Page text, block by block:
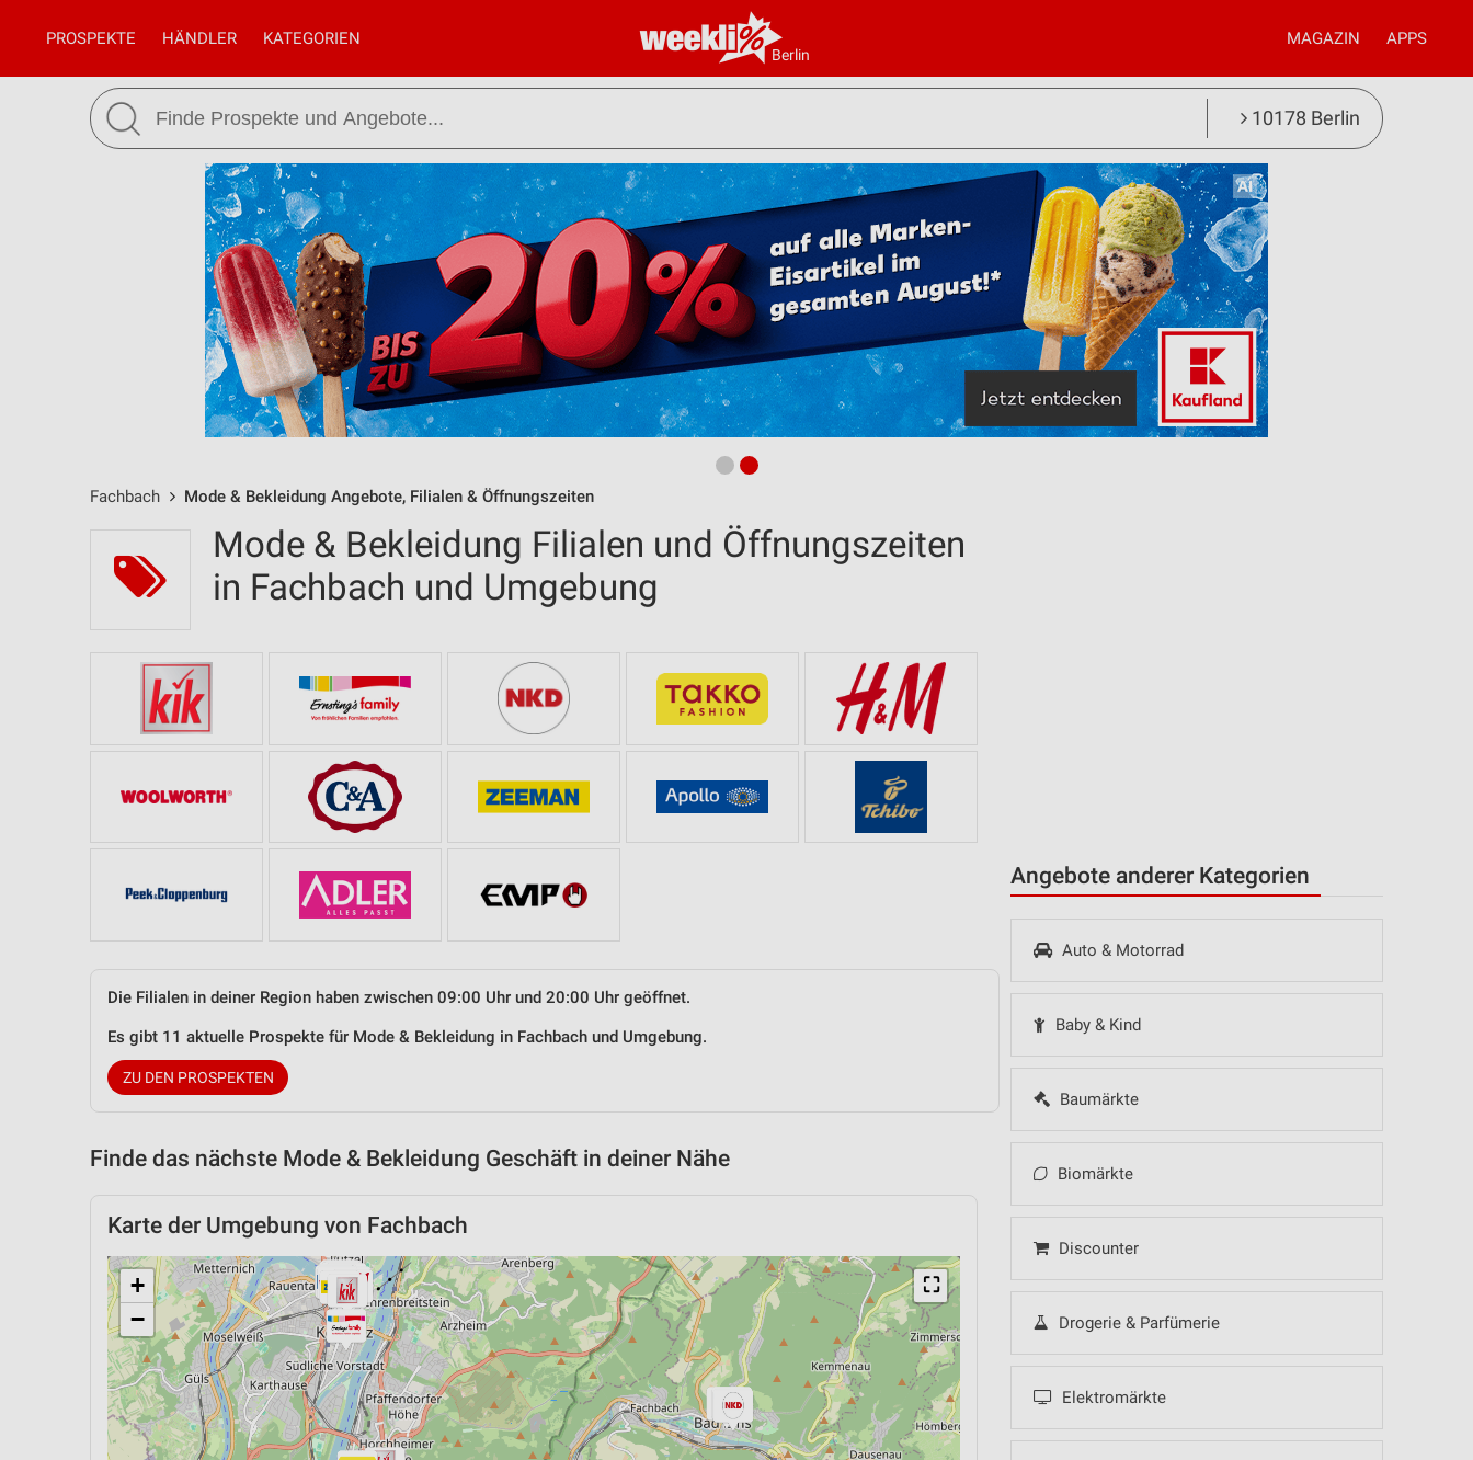
Berlin
PROSPEKTE HÄNDLER KATEGORIEN MAGAZIN APPS
10178 Berlin
Fachbach Mode & Bekleidung Angebote, Filialen & Öffnungszeiten
Angebote anderer Kategorien
Auto & Motorrad
Baby & Kind
Baumärkte
Biomärkte
Discounter
Drogerie & Parfümerie
Elektromärkte
Mode & Bekleidung Filialen und Öffnungszeiten
in Fachbach und Umgebung
Die Filialen in deiner Region haben zwischen 09:00 Uhr und 20:00 Uhr geöffnet.
Es gibt 11 aktuelle Prospekte für Mode & Bekleidung in Fachbach und Umgebung.
ZU DEN PROSPEKTEN
Finde das nächste Mode & Bekleidung Geschäft in deiner Nähe
Karte der Umgebung von Fachbach
⛶
+
−